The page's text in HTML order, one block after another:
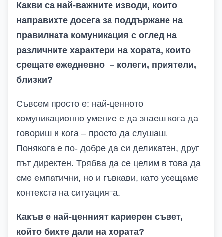
Какви са най-важните изводи, които
направихте досега за поддържане на
правилната комуникация с оглед на
различните характери на хората, които
срещате ежедневно – колеги, приятели,
близки?
Съвсем просто е: най-ценното
комуникационно умение е да знаеш кога да
говориш и кога – просто да слушаш.
Понякога е по- добре да си деликатен, друг
път директен. Трябва да се целим в това да
сме емпатични, но и гъвкави, като усещаме
контекста на ситуацията.
Какъв е най-ценният кариерен съвет,
който бихте дали на хората?